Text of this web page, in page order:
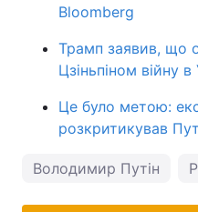
Bloomberg
Трамп заявив, що
Цзіньпіном війну в
Це було метою:
розкритикував
Володимир Путін